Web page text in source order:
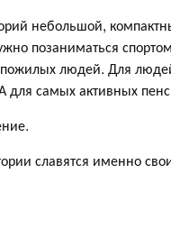
небольшой,
позаниматься
людей. Для
самых активных
славятся именно